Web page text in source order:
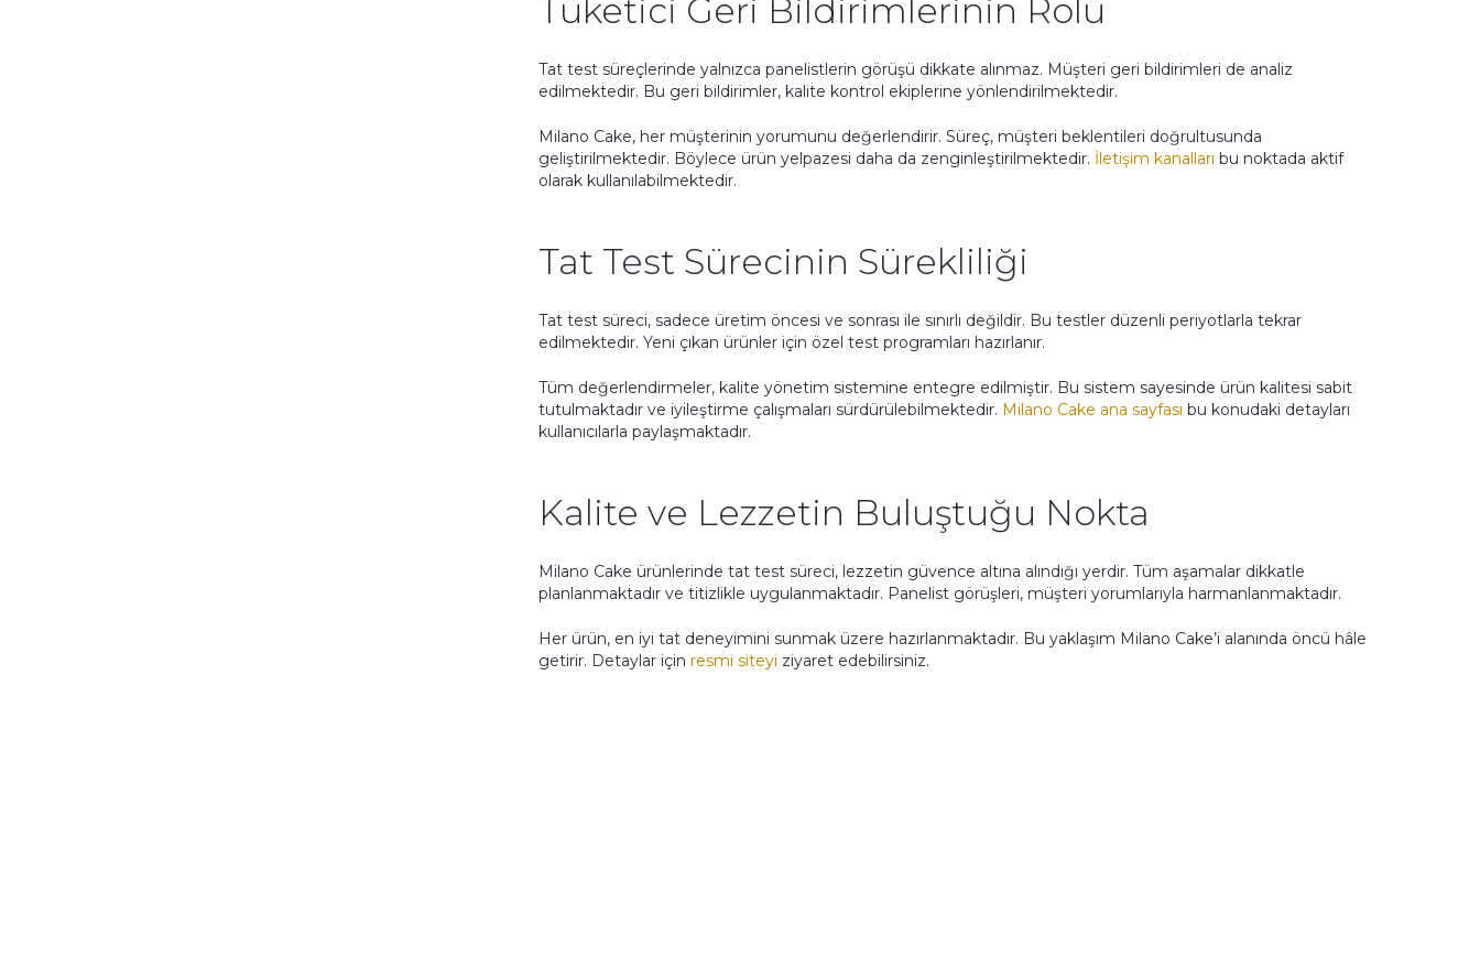
Tüketici Geri Bildirimlerinin Rolü
Tat test süreçlerinde yalnızca panelistlerin görüşü dikkate alınmaz. Müşteri geri bildirimleri de analiz
edilmektedir. Bu geri bildirimler, kalite kontrol ekiplerine yönlendirilmektedir.
Milano Cake, her müşterinin yorumunu değerlendirir. Süreç, müşteri beklentileri doğrultusunda
geliştirilmektedir. Böylece ürün yelpazesi daha da zenginleştirilmektedir. İletişim kanalları bu noktada aktif
olarak kullanılabilmektedir.
Tat Test Sürecinin Sürekliliği
Tat test süreci, sadece üretim öncesi ve sonrası ile sınırlı değildir. Bu testler düzenli periyotlarla tekrar
edilmektedir. Yeni çıkan ürünler için özel test programları hazırlanır.
Tüm değerlendirmeler, kalite yönetim sistemine entegre edilmiştir. Bu sistem sayesinde ürün kalitesi sabit
tutulmaktadır ve iyileştirme çalışmaları sürdürülebilmektedir. Milano Cake ana sayfası bu konudaki detayları
kullanıcılarla paylaşmaktadır.
Kalite ve Lezzetin Buluştuğu Nokta
Milano Cake ürünlerinde tat test süreci, lezzetin güvence altına alındığı yerdir. Tüm aşamalar dikkatle
planlanmaktadır ve titizlikle uygulanmaktadır. Panelist görüşleri, müşteri yorumlarıyla harmanlanmaktadır.
Her ürün, en iyi tat deneyimini sunmak üzere hazırlanmaktadır. Bu yaklaşım Milano Cake’i alanında öncü hâle
getirir. Detaylar içinresmi siteyi ziyaret edebilirsiniz.